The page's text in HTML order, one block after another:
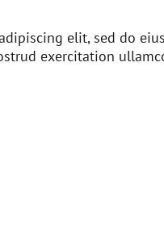
elit, sed do
exercitation